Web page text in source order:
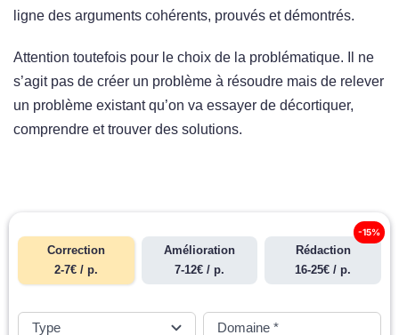
ligne des arguments cohérents, prouvés et démontrés.
Attention toutefois pour le choix de la problématique. Il ne
s’agit pas de créer un problème à résoudre mais de relever
un problème existant qu’on va essayer de décortiquer,
comprendre et trouver des solutions.
Correction
2-7€ / p.
Amélioration
7-12€ / p.
Rédaction
16-25€ / p.
-15%